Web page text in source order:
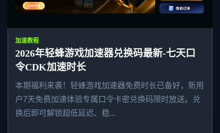
加速教程
2026年轻蜂游戏加速器兑换码最新-七天口
令CDK加速时长
本期福利来袭！轻蜂游戏加速器免费时长已备好，新用
户7天免费加速体验专属口令卡密兑换码限时放送。兑
换后即可解锁超低延迟、稳...